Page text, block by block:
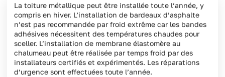
La toiture métallique peut être installée toute l’année, y
compris en hiver. L’installation de bardeaux d’asphalte
n’est pas recommandée par froid extrême car les bandes
adhésives nécessitent des températures chaudes pour
sceller. L’installation de membrane élastomère au
chalumeau peut être réalisée par temps froid par des
installateurs certifiés et expérimentés. Les réparations
d’urgence sont effectuées toute l’année.